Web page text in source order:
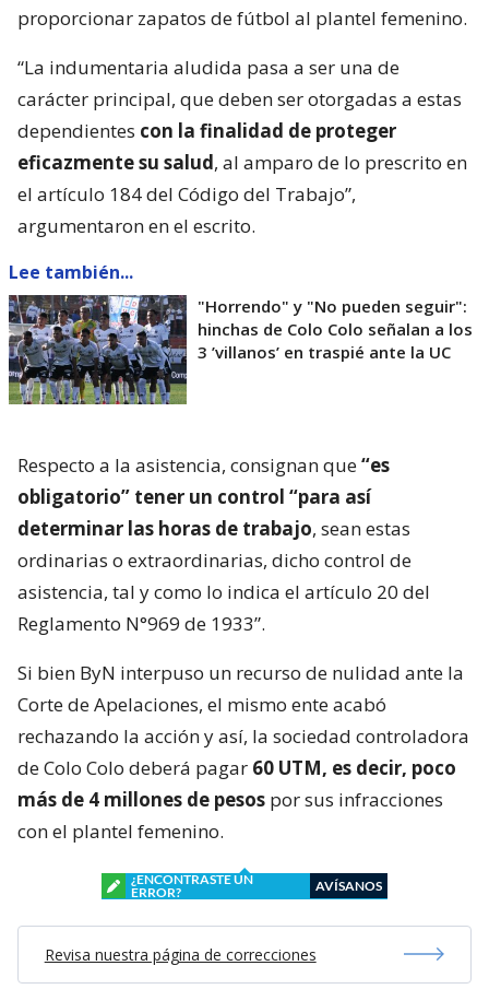
proporcionar zapatos de fútbol al plantel femenino.
“La indumentaria aludida pasa a ser una de
carácter principal, que deben ser otorgadas a estas
dependientes con la finalidad de proteger
eficazmente su salud, al amparo de lo prescrito en
el artículo 184 del Código del Trabajo”,
argumentaron en el escrito.
Lee también...
"Horrendo" y "No pueden seguir":
hinchas de Colo Colo señalan a los
3 ’villanos’ en traspié ante la UC
Respecto a la asistencia, consignan que“es
obligatorio” tener un control “para así
determinar las horas de trabajo, sean estas
ordinarias o extraordinarias, dicho control de
asistencia, tal y como lo indica el artículo 20 del
Reglamento N°969 de 1933”.
Si bien ByN interpuso un recurso de nulidad ante la
Corte de Apelaciones, el mismo ente acabó
rechazando la acción y así, la sociedad controladora
de Colo Colo deberá pagar 60 UTM, es decir, poco
más de 4 millones de pesos por sus infracciones
con el plantel femenino.
¿ENCONTRASTE UN
ERROR?
AVÍSANOS
Revisa nuestra página de correcciones